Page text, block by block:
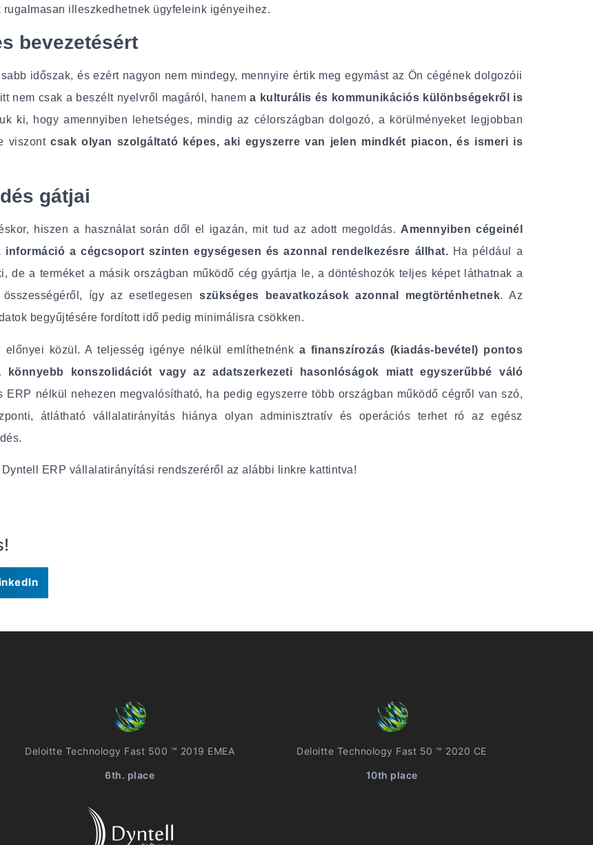
rugalmasan illeszkedhetnek ügyfeleink igényeihez.
bevezetésért
időszak, és ezért nagyon nem mindegy, mennyire értik meg egymást az Ön cégének dolgozóii
nem csak a beszélt nyelvről magáról, hanema kulturális és kommunikációs különbségekről is
ki, hogy amennyiben lehetséges, mindig az célországban dolgozó, a körülményeket legjobban
viszont csak olyan szolgáltató képes, aki egyszerre van jelen mindkét piacon, és ismeri is
gátjai
hiszen a használat során dől el igazán, mit tud az adott megoldás. Amennyiben cégeinél
a cégcsoport szinten egységesen és azonnal rendelkezésre állhat. Ha például a
de a terméket a másik országban működő cég gyártja le, a döntéshozók teljes képet láthatnak a
összességéről, így az esetlegesenszükséges beavatkozások azonnal megtörténhetnek. Az
begyűjtésére fordított idő pedig minimálisra csökken.
közül. A teljesség igénye nélkül említhetnénk a finanszírozás (kiadás-bevétel) pontos
könnyebb konszolidációt vagy az adatszerkezeti hasonlóságok miatt egyszerűbbé váló
ERP nélkül nehezen megvalósítható, ha pedig egyszerre több országban működő cégről van szó,
átlátható vállalatirányítás hiánya olyan adminisztratív és operációs terhet ró az egész
ERP vállalatirányítási rendszeréről az alábbi linkre kattintva!
Deloitte Technology Fast 500 ™ 2019 EMEA
6th. place
Deloitte Technology Fast 50 ™ 2020 CE
10th place